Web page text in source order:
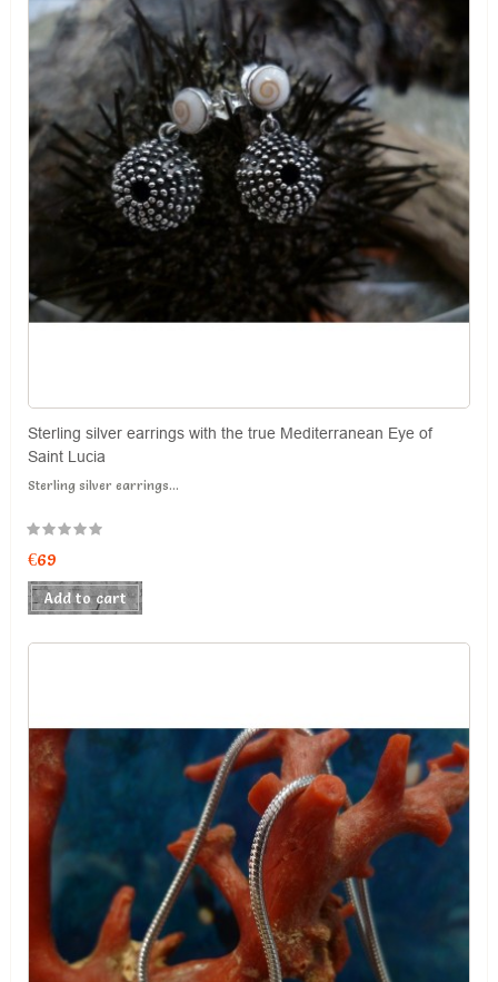
Sterling silver earrings with the true Mediterranean Eye of
Saint Lucia
Sterling silver earrings...
€69
Add to cart